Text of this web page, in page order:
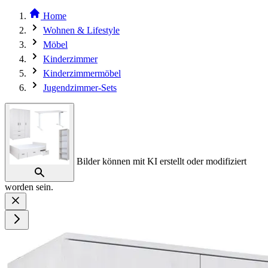
Home
Wohnen & Lifestyle
Möbel
Kinderzimmer
Kinderzimmermöbel
Jugendzimmer-Sets
Bilder können mit KI erstellt oder modifiziert
worden sein.